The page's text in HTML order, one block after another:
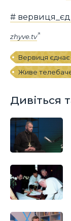
#
zhyve.tv
Вервиця єднає
Живе
Дивіться